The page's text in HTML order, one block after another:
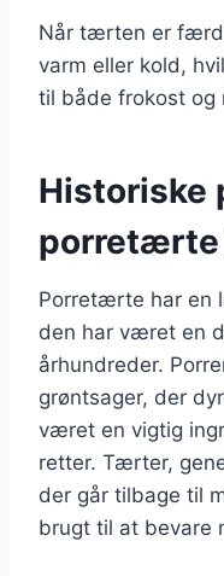
Når tærten er
varm eller kold,
til både frokost og
Historiske
porretærte
Porretærte har en
den har været en
århundreder.
grøntsager, der
været en vigtig
retter. Tærter,
der går tilbage til
brugt til at bevare